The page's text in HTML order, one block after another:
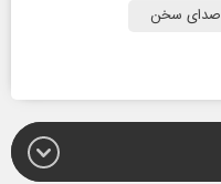
صدای سخن